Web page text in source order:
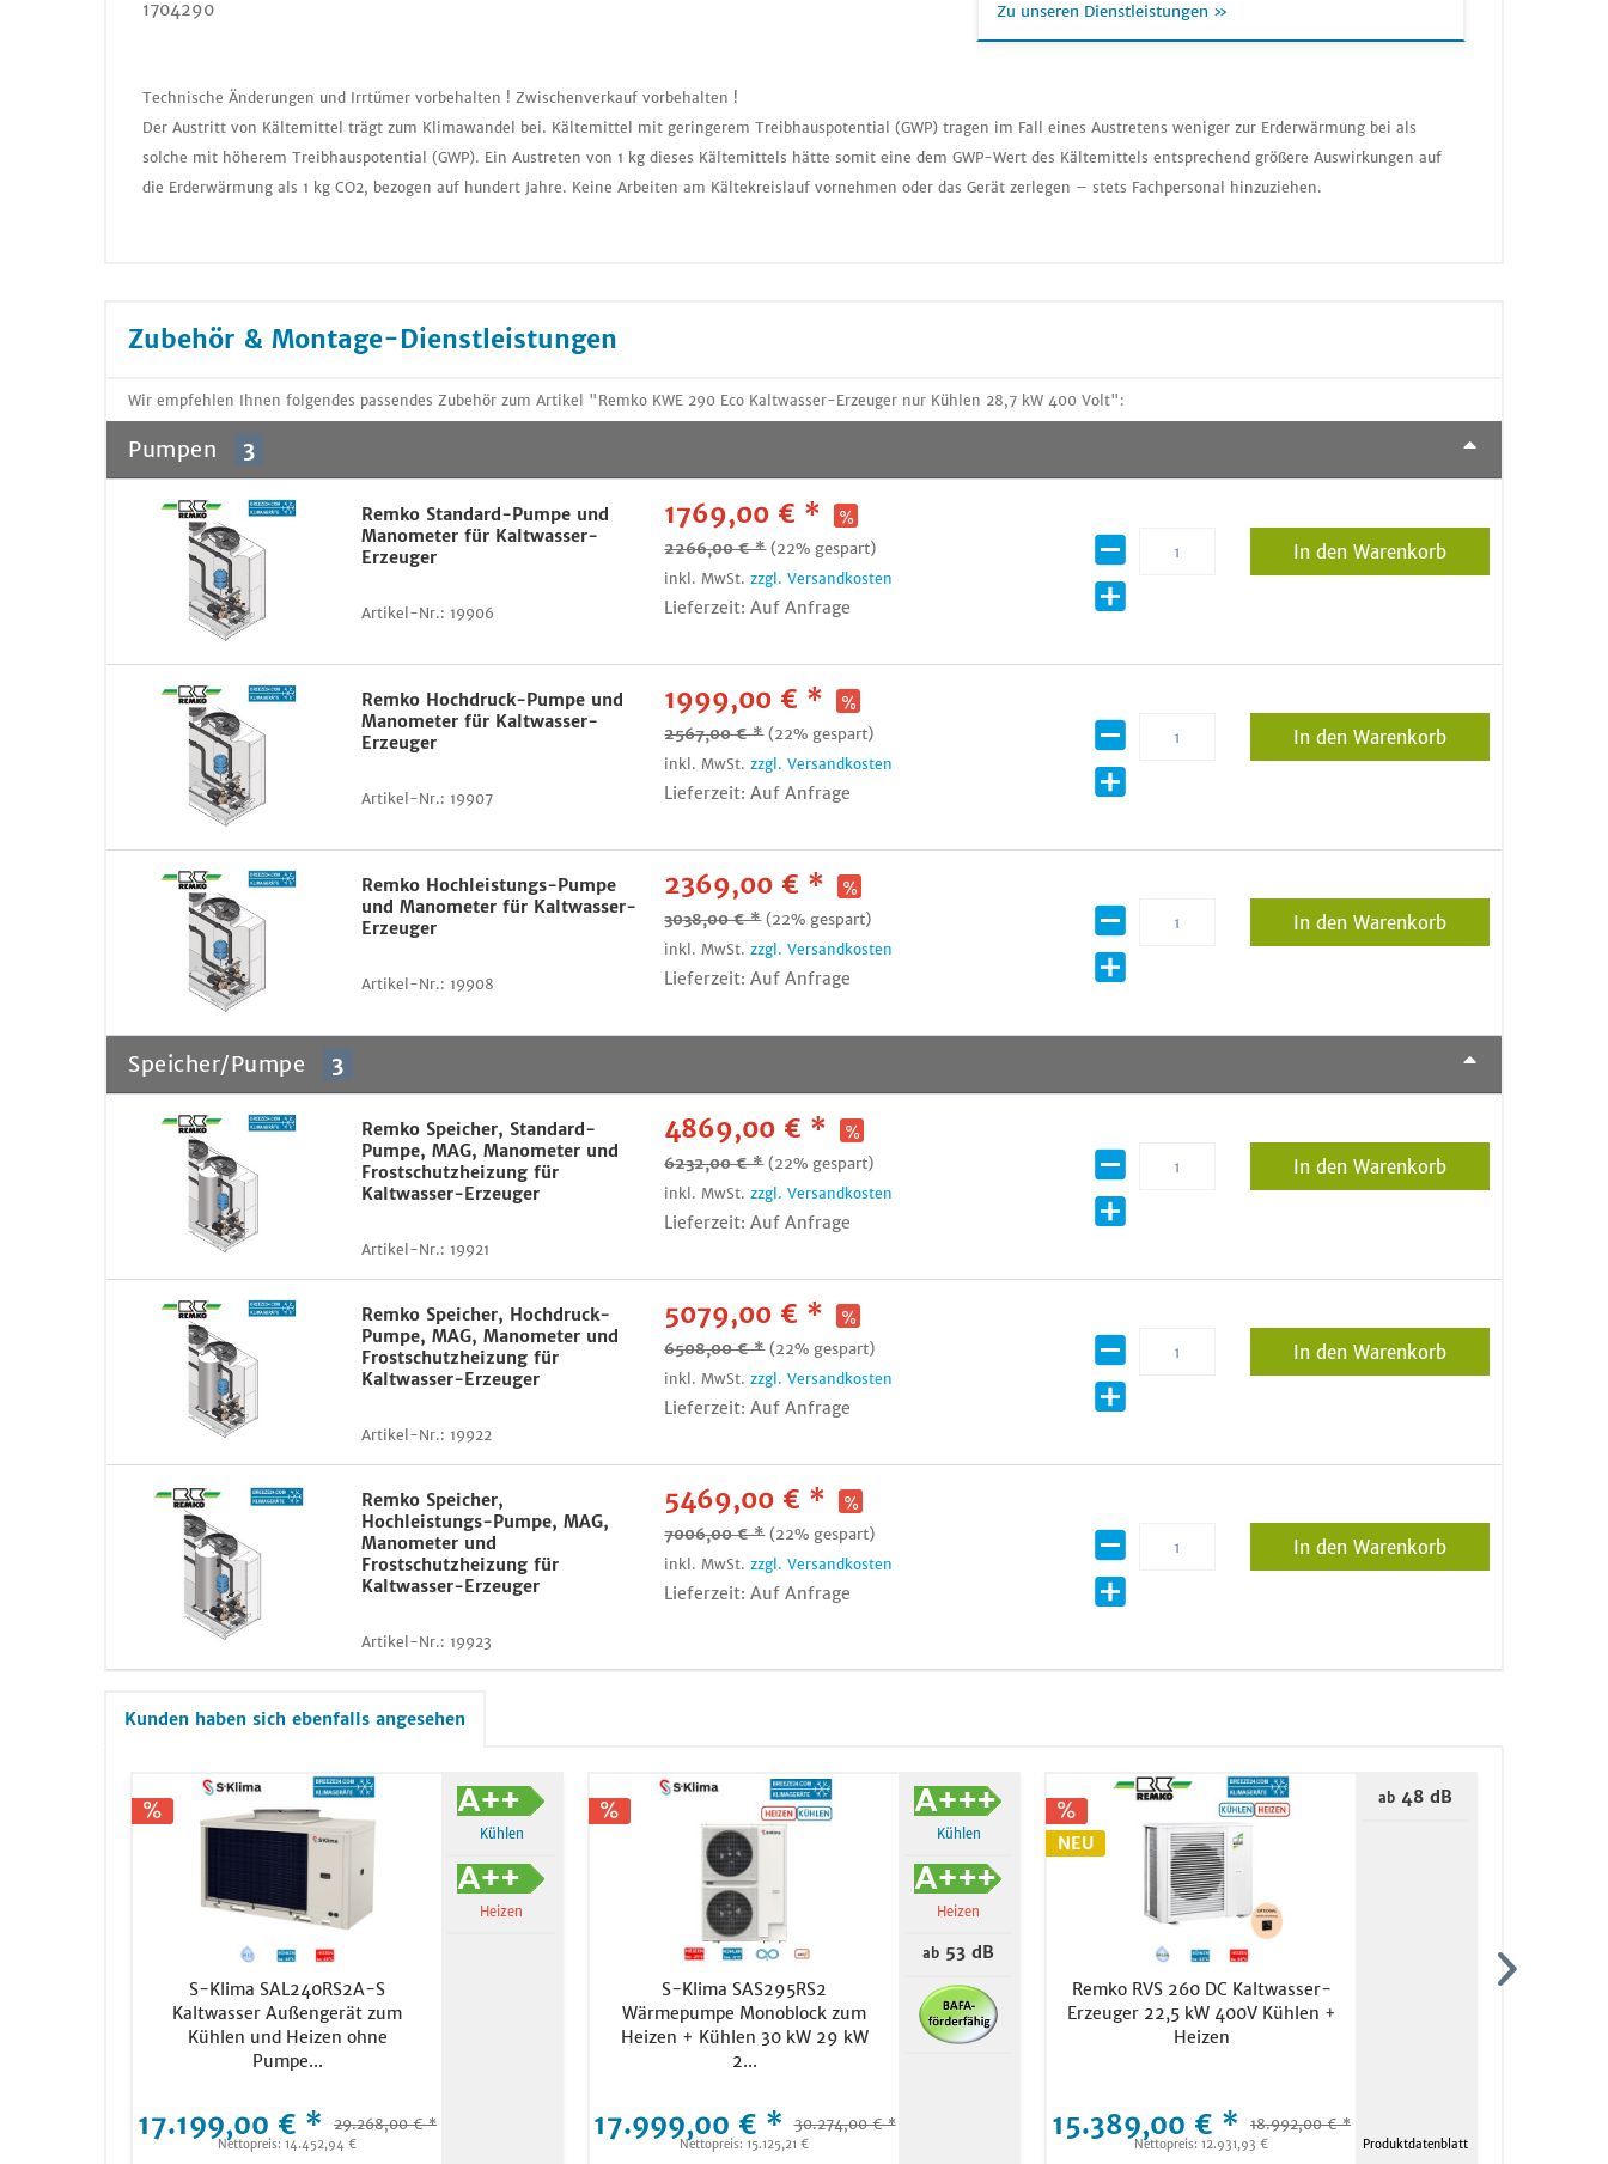
Zu unseren Dienstleistungen »
1704290
Technische Änderungen und Irrtümer vorbehalten ! Zwischenverkauf vorbehalten !
Der Austritt von Kältemittel trägt zum Klimawandel bei. Kältemittel mit geringerem Treibhauspotential (GWP) tragen im Fall eines Austretens weniger zur Erderwärmung bei als
solche mit höherem Treibhauspotential (GWP). Ein Austreten von 1 kg dieses Kältemittels hätte somit eine dem GWP-Wert des Kältemittels entsprechend größere Auswirkungen auf
die Erderwärmung als 1 kg CO2, bezogen auf hundert Jahre. Keine Arbeiten am Kältekreislauf vornehmen oder das Gerät zerlegen – stets Fachpersonal hinzuziehen.
Zubehör & Montage-Dienstleistungen
Wir empfehlen Ihnen folgendes passendes Zubehör zum Artikel "Remko KWE 290 Eco Kaltwasser-Erzeuger nur Kühlen 28,7 kW 400 Volt":
Pumpen 3
Remko Standard-Pumpe und
Manometer für Kaltwasser-
Erzeuger
Artikel-Nr.: 19906
1769,00 € *
2266,00 € * (22% gespart)
inkl. MwSt.zzgl. Versandkosten
Lieferzeit: Auf Anfrage
In den Warenkorb
Remko Hochdruck-Pumpe und
Manometer für Kaltwasser-
Erzeuger
Artikel-Nr.: 19907
1999,00 € *
2567,00 € * (22% gespart)
inkl. MwSt.zzgl. Versandkosten
Lieferzeit: Auf Anfrage
In den Warenkorb
Remko Hochleistungs-Pumpe
und Manometer für Kaltwasser-
Erzeuger
Artikel-Nr.: 19908
2369,00 € *
3038,00 € * (22% gespart)
inkl. MwSt.zzgl. Versandkosten
Lieferzeit: Auf Anfrage
In den Warenkorb
Speicher/Pumpe 3
Remko Speicher, Standard-
Pumpe, MAG, Manometer und
Frostschutzheizung für
Kaltwasser-Erzeuger
Artikel-Nr.: 19921
4869,00 € *
6232,00 € * (22% gespart)
inkl. MwSt.zzgl. Versandkosten
Lieferzeit: Auf Anfrage
In den Warenkorb
Remko Speicher, Hochdruck-
Pumpe, MAG, Manometer und
Frostschutzheizung für
Kaltwasser-Erzeuger
Artikel-Nr.: 19922
5079,00 € *
6508,00 € * (22% gespart)
inkl. MwSt.zzgl. Versandkosten
Lieferzeit: Auf Anfrage
In den Warenkorb
Remko Speicher,
Hochleistungs-Pumpe, MAG,
Manometer und
Frostschutzheizung für
Kaltwasser-Erzeuger
Artikel-Nr.: 19923
5469,00 € *
7006,00 € * (22% gespart)
inkl. MwSt.zzgl. Versandkosten
Lieferzeit: Auf Anfrage
In den Warenkorb
Kunden haben sich ebenfalls angesehen
S-Klima SAL240RS2A-S
Kaltwasser Außengerät zum
Kühlen und Heizen ohne
Pumpe...
17.199,00 € * 29.268,00 € *
Nettopreis: 14.452,94 €
Kühlen
Heizen
S-Klima SAS295RS2
Wärmepumpe Monoblock zum
Heizen + Kühlen 30 kW 29 kW
2...
17.999,00 € * 30.274,00 € *
Nettopreis: 15.125,21 €
Kühlen
Heizen
ab 53 dB
NEU
Remko RVS 260 DC Kaltwasser-
Erzeuger 22,5 kW 400V Kühlen +
Heizen
15.389,00 € * 18.992,00 € *
Nettopreis: 12.931,93 €
ab 48 dB
Produktdatenblatt